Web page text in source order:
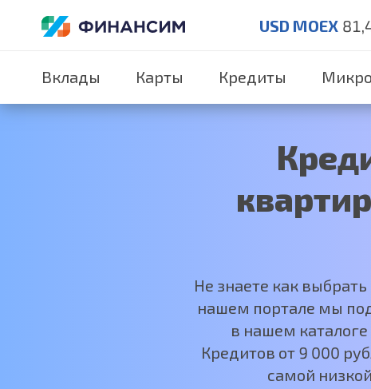
USD MOEX
Вклады Карты Кредиты
Не знаете как
нашем портале мы
в нашем
Кредитов от 9 000
самой